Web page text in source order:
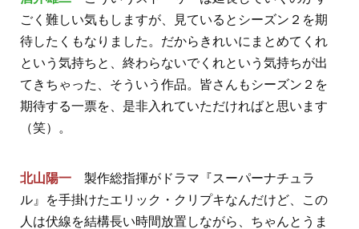
ごく難しい気もしますが、見ているとシーズン２を期
待したくもなりました。だからきれいにまとめてくれ
という気持ちと、終わらないでくれという気持ちが出
てきちゃった、そういう作品。皆さんもシーズン２を
期待する一票を、是非入れていただければと思います
（笑）。
北山陽一 製作総指揮がドラマ『スーパーナチュラ
ル』を手掛けたエリック・クリプキなんだけど、この
人は伏線を結構長い時間放置しながら、ちゃんとうま